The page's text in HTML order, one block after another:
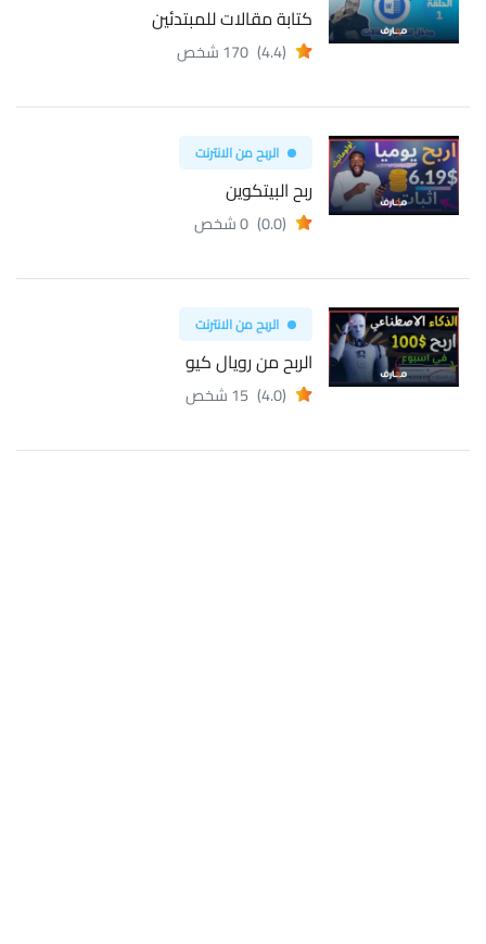
كتابة مقالات للمبتدئين
(4.4) 170 شخص
الربح من الانترنت
ربح البيتكوين
(0.0) 0 شخص
الربح من الانترنت
الربح من رويال كيو
(4.0) 15 شخص